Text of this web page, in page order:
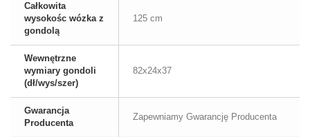
Całkowita
wysokośc wózka z
gondolą
125 cm
Wewnętrzne
wymiary gondoli
(dł/wys/szer)
82x24x37
Gwarancja
Producenta
Zapewniamy Gwarancję Producenta